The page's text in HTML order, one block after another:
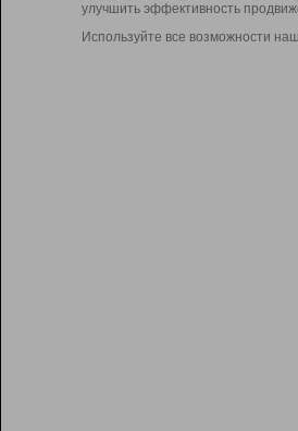
улучшить эффективность
Используйте все возможности